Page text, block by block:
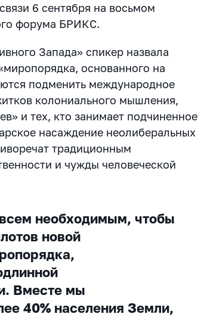
6 сентября на восьмом
форума БРИКС.
Запада» спикер назвала
основанного на
подменить международное
колониального мышления,
и тех, кто занимает подчиненное
насаждение неолиберальных
традиционным
и чужды человеческой
необходимым, чтобы
новой
Вместе мы
40% населения Земли,